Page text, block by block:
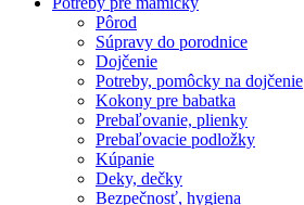
Pôrod
Súpravy do porodnice
Dojčenie
Potreby, pomôcky na dojčenie
Kokony pre babatka
Prebaľovanie, plienky
Prebaľovacie podložky
Kúpanie
Deky, dečky
Bezpečnosť, hygiena